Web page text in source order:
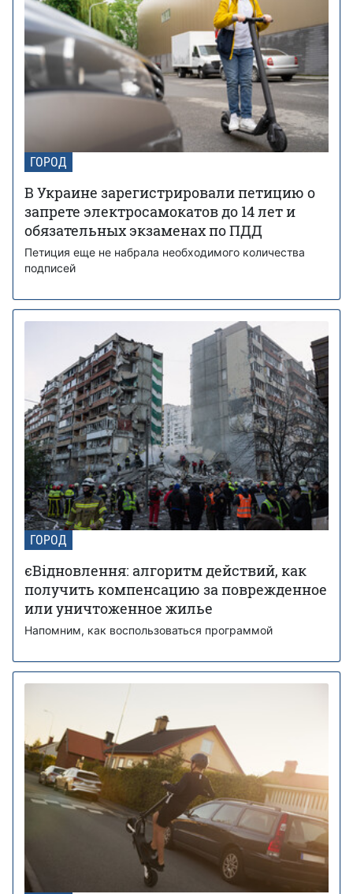
ГОРОД
В Украине зарегистрировали петицию о
запрете электросамокатов до 14 лет и
обязательных экзаменах по ПДД
Петиция еще не набрала необходимого количества
подписей
ГОРОД
єВідновлення: алгоритм действий, как
получить компенсацию за поврежденное
или уничтоженное жилье
Напомним, как воспользоваться программой